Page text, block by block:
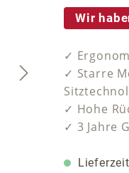
Wir
✓
✓ Starre
✓ Hohe
✓ 3 Jahre